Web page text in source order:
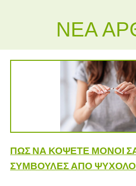
ΝΈΑ
ΠΏΣ ΝΑ ΚΌΨΕΤΕ ΜΌΝΟΙ
ΣΥΜΒΟΥΛΈΣ ΑΠΌ